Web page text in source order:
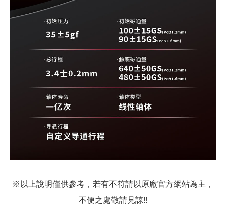
※以上說明僅供參考，若有不符請以原廠官方網站為主，
不便之處敬請見諒!!